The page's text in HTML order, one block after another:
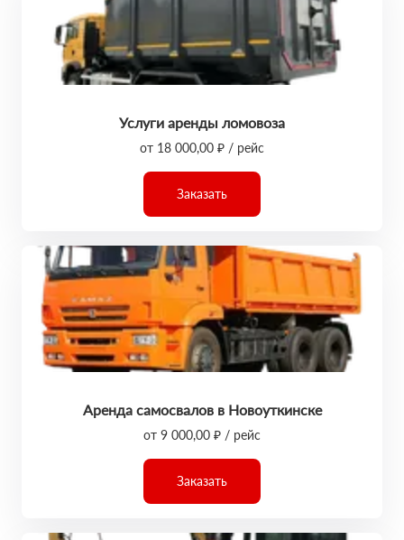
Услуги аренды ломовоза
от 18 000,00 ₽ / рейс
Заказать
Аренда самосвалов в Новоуткинске
от 9 000,00 ₽ / рейс
Заказать